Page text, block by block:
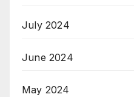
July 2024
June 2024
May 2024